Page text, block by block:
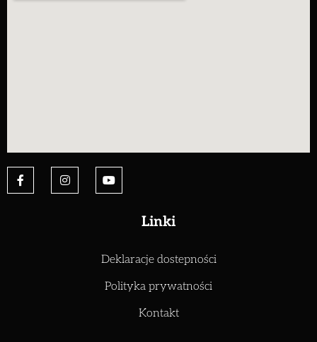
Linki
Deklaracje dostepności
Polityka prywatności
Kontakt